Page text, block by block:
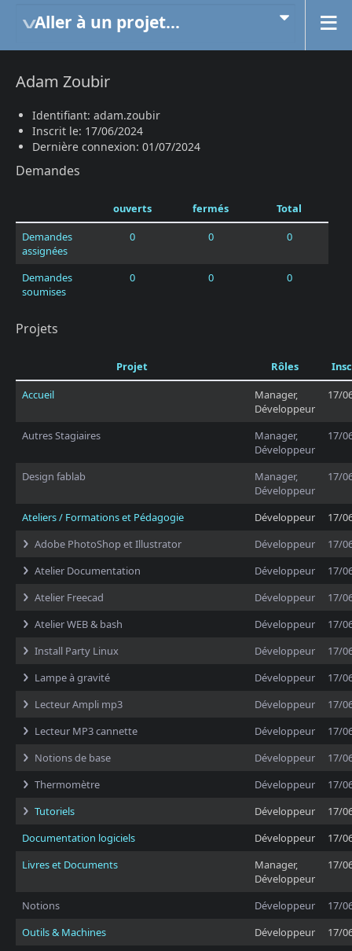
Aller à un projet...
Adam Zoubir
Identifiant: adam.zoubir
Inscrit le: 17/06/2024
Dernière connexion: 01/07/2024
Demandes
ouverts fermés
Total
Demandes
assignées
0 0 0
Demandes
soumises
0 0 0
Projets
Projet Rôles
Accueil
Manager,
Développeur
17/
Autres Stagiaires
Manager,
Développeur
17/
Design fablab
Manager,
Développeur
17/
Ateliers / Formations et Pédagogie Développeur
17/
Adobe PhotoShop et Illustrator
Développeur
17/
Atelier Documentation
Développeur
17/
Atelier Freecad
Développeur
17/
Atelier WEB & bash
Développeur
17/
Install Party Linux
Développeur
17/
Lampe à gravité
Développeur
17/
Lecteur Ampli mp3
Développeur
17/
Lecteur MP3 cannette
Développeur
17/
Notions de base
Développeur
17/
Thermomètre
Développeur
17/
Tutoriels
Développeur
17/
Documentation logiciels
Développeur
17/
Livres et Documents
Manager,
Développeur
17/
Notions Développeur
17/
Outils & Machines
Développeur
17/